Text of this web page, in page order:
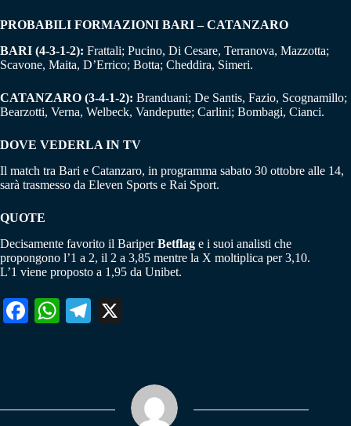
PROBABILI FORMAZIONI BARI – CATANZARO
BARI (4-3-1-2): Frattali; Pucino, Di Cesare, Terranova, Mazzotta;
Scavone, Maita, D’Errico; Botta; Cheddira, Simeri.
CATANZARO (3-4-1-2): Branduani; De Santis, Fazio, Scognamillo;
Bearzotti, Verna, Welbeck, Vandeputte; Carlini; Bombagi, Cianci.
DOVE VEDERLA IN TV
Il match tra Bari e Catanzaro, in programma sabato 30 ottobre alle 14,
sarà trasmesso da Eleven Sports e Rai Sport.
QUOTE
Decisamente favorito il BariperBetflag e i suoi analisti che
propongono l’1 a 2, il 2 a 3,85 mentre la X moltiplica per 3,10.
L’1 viene proposto a 1,95 da Unibet.
Fa W
pp
Te
m